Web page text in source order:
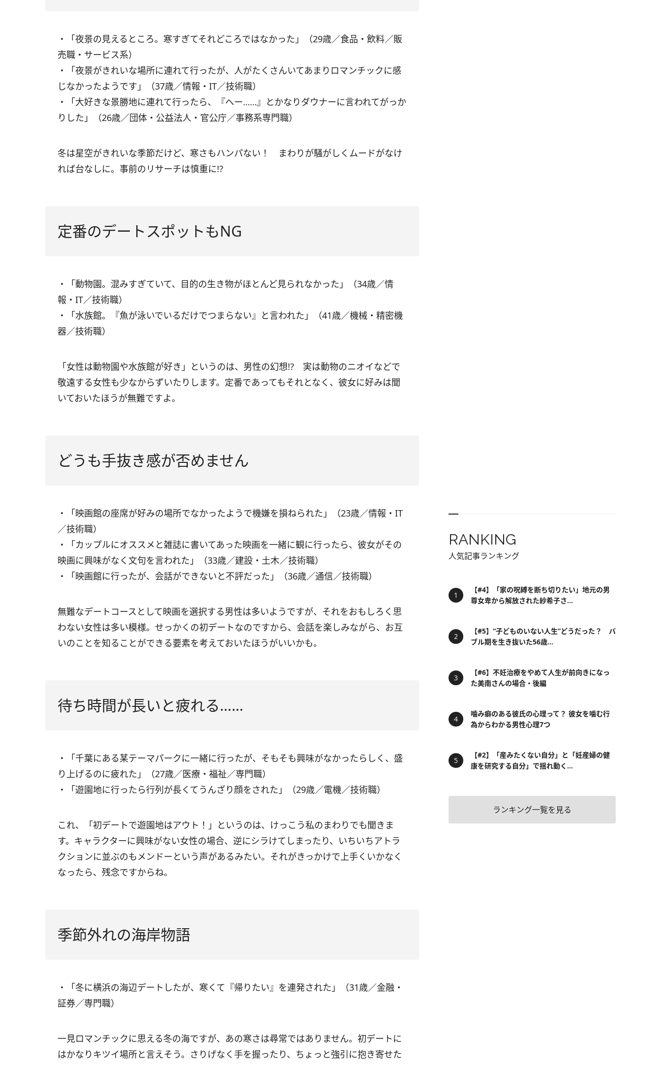
・「夜景の見えるところ。寒すぎてそれどころではなかった」（29歳／食品・飲料／販
売職・サービス系）
・「夜景がきれいな場所に連れて行ったが、人がたくさんいてあまりロマンチックに感
じなかったようです」（37歳／情報・IT／技術職）
・「大好きな景勝地に連れて行ったら、『へー……』とかなりダウナーに言われてがっか
りした」（26歳／団体・公益法人・官公庁／事務系専門職）
冬は星空がきれいな季節だけど、寒さもハンパない！ まわりが騒がしくムードがなけ
れば台なしに。事前のリサーチは慎重に!?
定番のデートスポットもNG
・「動物園。混みすぎていて、目的の生き物がほとんど見られなかった」（34歳／情
報・IT／技術職）
・「水族館。『魚が泳いでいるだけでつまらない』と言われた」（41歳／機械・精密機
器／技術職）
「女性は動物園や水族館が好き」というのは、男性の幻想!? 実は動物のニオイなどで
敬遠する女性も少なからずいたりします。定番であってもそれとなく、彼女に好みは聞
いておいたほうが無難ですよ。
どうも手抜き感が否めません
・「映画館の座席が好みの場所でなかったようで機嫌を損ねられた」（23歳／情報・IT
／技術職）
・「カップルにオススメと雑誌に書いてあった映画を一緒に観に行ったら、彼女がその
映画に興味がなく文句を言われた」（33歳／建設・土木／技術職）
・「映画館に行ったが、会話ができないと不評だった」（36歳／通信／技術職）
無難なデートコースとして映画を選択する男性は多いようですが、それをおもしろく思
わない女性は多い模様。せっかくの初デートなのですから、会話を楽しみながら、お互
いのことを知ることができる要素を考えておいたほうがいいかも。
待ち時間が長いと疲れる……
・「千葉にある某テーマパークに一緒に行ったが、そもそも興味がなかったらしく、盛
り上げるのに疲れた」（27歳／医療・福祉／専門職）
・「遊園地に行ったら行列が長くてうんざり顔をされた」（29歳／電機／技術職）
これ、「初デートで遊園地はアウト！」というのは、けっこう私のまわりでも聞きま
す。キャラクターに興味がない女性の場合、逆にシラけてしまったり、いちいちアトラ
クションに並ぶのもメンドーという声があるみたい。それがきっかけで上手くいかなく
なったら、残念ですからね。
季節外れの海岸物語
・「冬に横浜の海辺デートしたが、寒くて『帰りたい』を連発された」（31歳／金融・
証券／専門職）
一見ロマンチックに思える冬の海ですが、あの寒さは尋常ではありません。初デートに
はかなりキツイ場所と言えそう。さりげなく手を握ったり、ちょっと強引に抱き寄せた
RANKING
人気記事ランキング
【#4】「家の呪縛を断ち切りたい」地元の男
尊女卑から解放された紗希子さ...
【#5】“子どものいない人生”どうだった？ バ
ブル期を生き抜いた56歳...
【#6】不妊治療をやめて人生が前向きになっ
た美南さんの場合・後編
噛み癖のある彼氏の心理って？ 彼女を噛む行
為からわかる男性心理7つ
【#2】「産みたくない自分」と「妊産婦の健
康を研究する自分」で揺れ動く...
ランキング一覧を見る